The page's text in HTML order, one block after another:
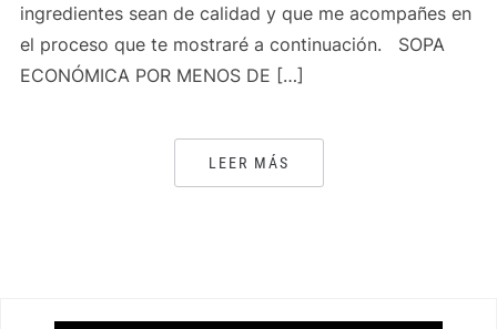
ingredientes sean de calidad y que me acompañes en
el proceso que te mostraré a continuación. SOPA
ECONÓMICA POR MENOS DE […]
LEER MÁS